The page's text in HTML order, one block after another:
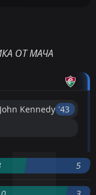
ОТ МАЧА
John Kennedy '43 ︎
5